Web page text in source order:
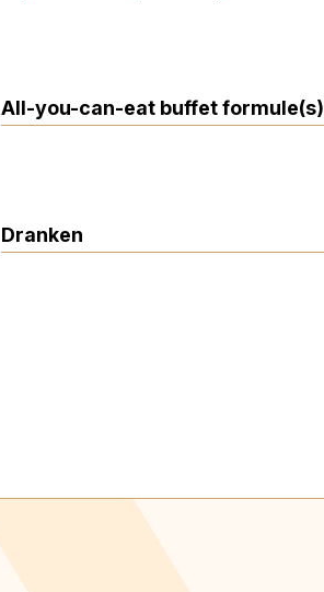
All-you-can-eat buffet formule(s)
Dranken